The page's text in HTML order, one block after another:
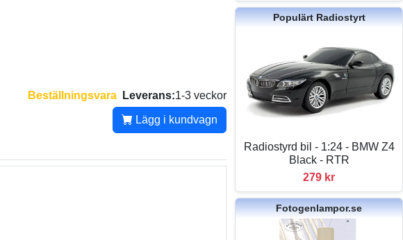
Beställningsvara Leverans:1-3 veckor
Lägg i kundvagn
Populärt Radiostyrt
Radiostyrd bil - 1:24 - BMW Z4
Black - RTR
279 kr
Fotogenlampor.se